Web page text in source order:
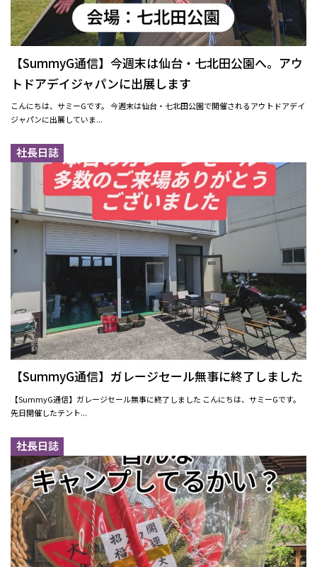
【SummyG通信】今週末は仙台・七北田公園へ。アウ
トドアデイジャパンに出展します
こんにちは、サミーGです。 今週末は仙台・七北田公園で開催されるアウトドアデイ
ジャパンに出展していま...
社長日誌
【SummyG通信】ガレージセール無事に終了しました
【SummyG通信】ガレージセール無事に終了しました こんにちは、サミーGです。
先日開催したテント...
社長日誌